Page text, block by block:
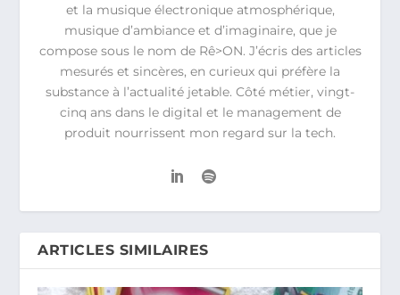
et la musique électronique atmosphérique,
musique d’ambiance et d’imaginaire, que je
compose sous le nom de Rê>ON. J’écris des articles
mesurés et sincères, en curieux qui préfère la
substance à l’actualité jetable. Côté métier, vingt-
cinq ans dans le digital et le management de
produit nourrissent mon regard sur la tech.
ARTICLES SIMILAIRES